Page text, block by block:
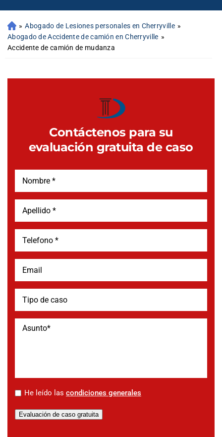
» Abogado de Lesiones personales en Cherryville »
Abogado de Accidente de camión en Cherryville »
Accidente de camión de mudanza
Contáctenos para su
evaluación gratuita de caso
* He leído las condiciones generales
Evaluación de caso gratuita